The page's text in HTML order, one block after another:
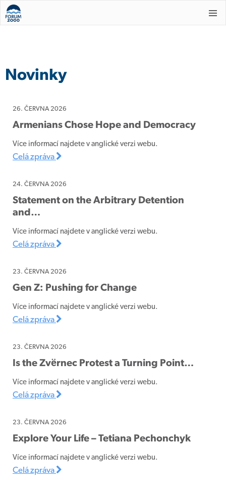
Novinky
26. ČERVNA 2026
Armenians Chose Hope and Democracy
Více informací najdete v anglické verzi webu.
Celá zpráva
24. ČERVNA 2026
Statement on the Arbitrary Detention
and…
Více informací najdete v anglické verzi webu.
Celá zpráva
23. ČERVNA 2026
Gen Z: Pushing for Change
Více informací najdete v anglické verzi webu.
Celá zpráva
23. ČERVNA 2026
Is the Zvërnec Protest a Turning Point…
Více informací najdete v anglické verzi webu.
Celá zpráva
23. ČERVNA 2026
Explore Your Life – Tetiana Pechonchyk
Více informací najdete v anglické verzi webu.
Celá zpráva